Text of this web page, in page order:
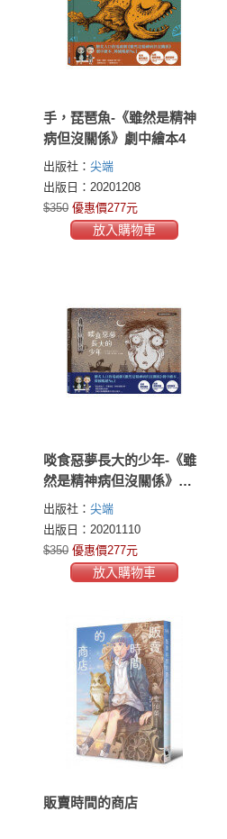
手，琵琶魚-《雖然是精神
病但沒關係》劇中繪本4
出版社： 尖端
出版日：20201208
$350 優惠價277元
放入購物車
啖食惡夢長大的少年-《雖
然是精神病但沒關係》劇
中繪本1
出版社： 尖端
出版日：20201110
$350 優惠價277元
放入購物車
販賣時間的商店